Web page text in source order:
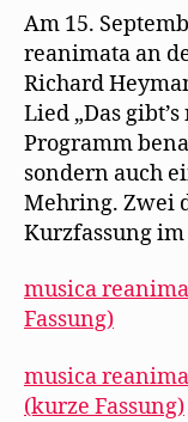
Am 15.
reanimata an
Richard
Lied „Das
Programm
sondern auch
Mehring. Zwei
Kurzfassung im
musica
Fassung)
musica
(kurze Fassung)